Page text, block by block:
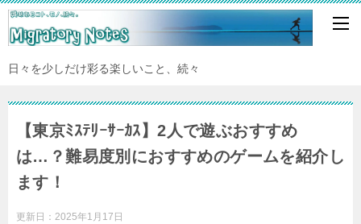
日々を少しだけ彩る楽しいこと、続々
【東京ﾐｽﾃﾘｰｻｰｶｽ】2人で遊ぶおすすめ
は…？難易度別におすすめのゲームを紹介し
ます！
更新日： 2025年1月17日